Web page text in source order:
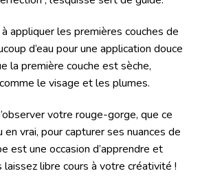
appliquer les premières couches de
d’eau pour une application douce
la première couche est sèche,
le visage et les plumes.
votre rouge-gorge, que ce
vrai, pour capturer ses nuances de
est une occasion d’apprendre et
laissez libre cours à votre créativité !